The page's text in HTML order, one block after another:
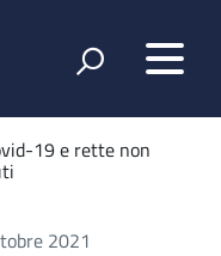
19 e rette non
2021